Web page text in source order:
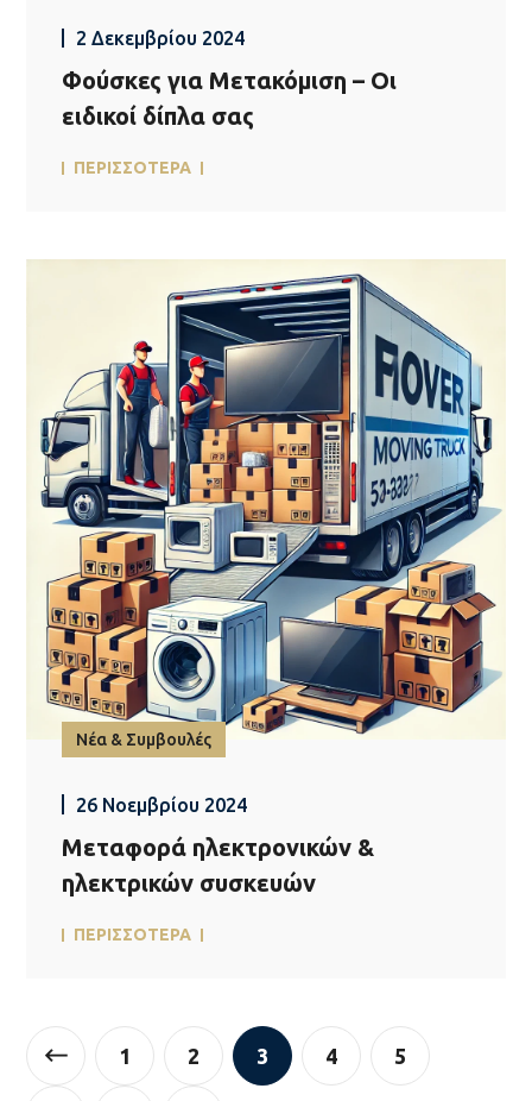
2 Δεκεμβρίου 2024
Φούσκες για Μετακόμιση – Οι
ειδικοί δίπλα σας
ΠΕΡΙΣΣΟΤΕΡΑ
Νέα & Συμβουλές
26 Νοεμβρίου 2024
Μεταφορά ηλεκτρονικών &
ηλεκτρικών συσκευών
ΠΕΡΙΣΣΟΤΕΡΑ
1 2 3 4 5